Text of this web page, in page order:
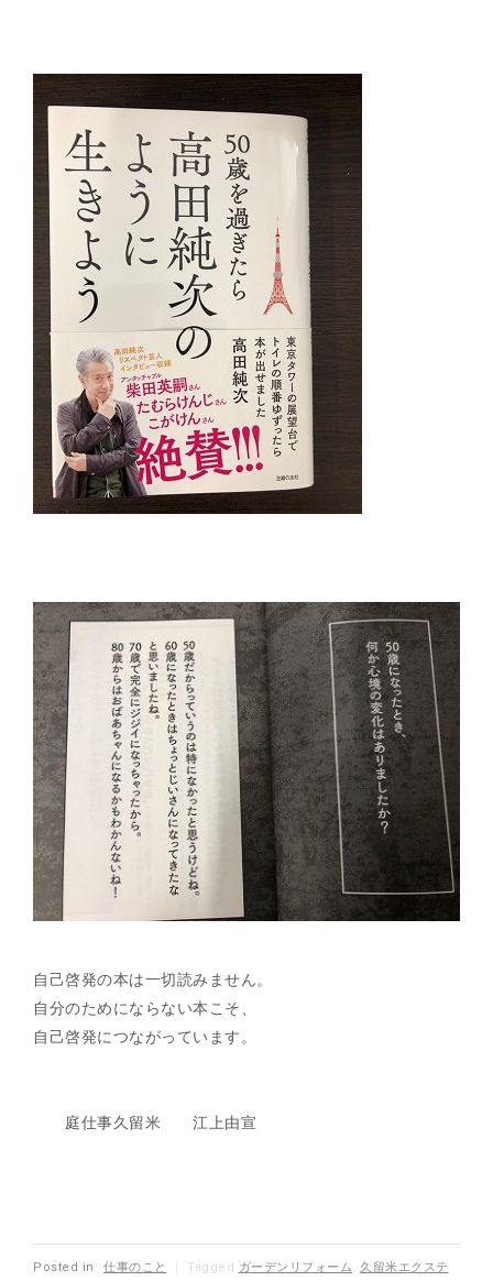
自己啓発の本は一切読みません。
自分のためにならない本こそ、
自己啓発につながっています。
庭仕事久留米 江上由宣
Posted in 仕事のこと Tagged ガーデンリフォーム, 久留米エクステ